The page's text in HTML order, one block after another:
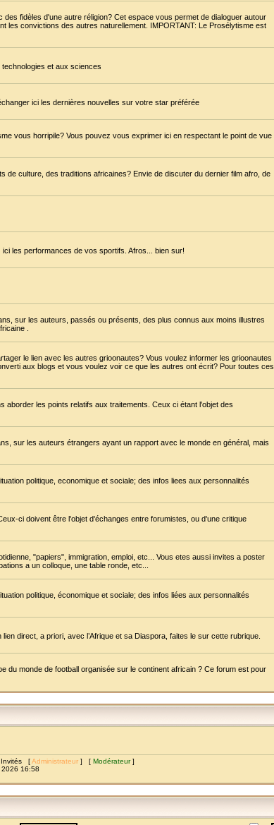
fidèles d'une autre réligion? Cet espace vous permet de dialoguer autour
les convictions des autres naturellement. IMPORTANT: Le Prosélytisme est
et aux sciences
ici les dernières nouvelles sur votre star préférée
vous horripile? Vous pouvez vous exprimer ici en respectant le point de vue
de culture, des traditions africaines? Envie de discuter du dernier film afro, de
les performances de vos sportifs. Afros... bien sur!
sur les auteurs, passés ou présents, des plus connus aux moins illustres
.
le lien avec les autres grioonautes? Vous voulez informer les grioonautes
aux blogs et vous voulez voir ce que les autres ont écrit? Pour toutes ces
les points relatifs aux traitements. Ceux ci étant l'objet des
sur les auteurs étrangers ayant un rapport avec le monde en général, mais
politique, economique et sociale; des infos liees aux personnalités
ci doivent être l'objet d'échanges entre forumistes, ou d'une critique
"papiers", immigration, emploi, etc... Vous etes aussi invites a poster
a un colloque, une table ronde, etc...
politique, économique et sociale; des infos liées aux personnalités
direct, a priori, avec l’Afrique et sa Diaspora, faites le sur cette rubrique.
du monde de football organisée sur le continent africain ? Ce forum est pour
Invités [Administrateur ] [ Modérateur]
2026 16:58